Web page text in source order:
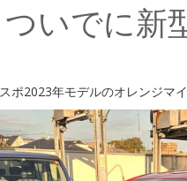
いでに新
ポ2023年モデルのオレンジマ